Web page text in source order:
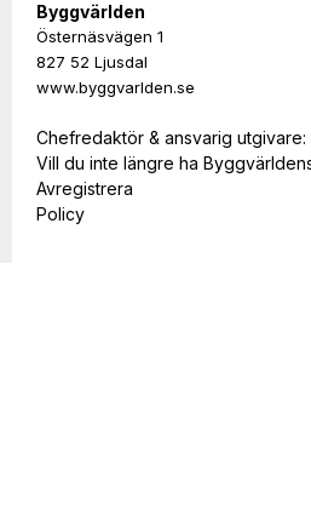
Byggvärlden
Östernäsvägen 1
827 52 Ljusdal
www.byggvarlden.se
Chefredaktör & ansvarig
Vill du inte längre ha
Avregistrera
Policy